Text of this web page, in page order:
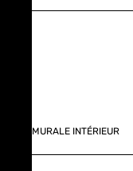
MURALE INTÉRIEUR